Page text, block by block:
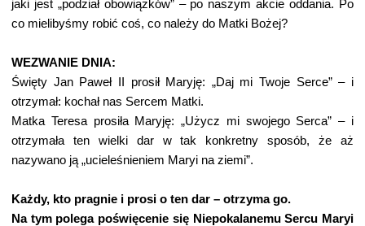
jaki jest „podział obowiązków” – po naszym akcie oddania. Po
co mielibyśmy robić coś, co należy do Matki Bożej?
WEZWANIE DNIA:
Święty Jan Paweł II prosił Maryję: „Daj mi Twoje Serce” – i
otrzymał: kochał nas Sercem Matki.
Matka Teresa prosiła Maryję: „Użycz mi swojego Serca” – i
otrzymała ten wielki dar w tak konkretny sposób, że aż
nazywano ją „ucieleśnieniem Maryi na ziemi”.
Każdy, kto pragnie i prosi o ten dar – otrzyma go.
Na tym polega poświęcenie się Niepokalanemu Sercu Maryi